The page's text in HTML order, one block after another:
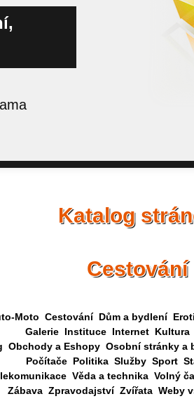
Katalog
Cestování
Moto Cestování Dům a bydlení
Galerie Instituce Internet Kultura
Obchody a Eshopy Osobní stránky a
Počítače Politika Služby Sport
Věda a technika Volný
Zábava Zpravodajství Zvířata Weby